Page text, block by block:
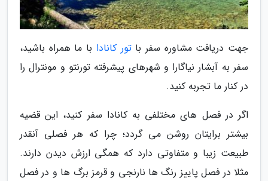
جهت دریافت مشاوره سفر باتور کانادا با ما همراه باشید،
سفر به آبشار نیاگارا و شهرهای پیشرفته تورنتو و مونترال را
در کنار ما تجربه کنید.
اگر در فصل های مختلفی به کانادا سفر کنید، این قضیه
بیشتر برایتان روشن می گردد؛ چرا که هر فصلی آنقدر
طبیعت زیبا و متفاوتی دارد که همگی ارزش دیدن دارند.
مثلا در فصل پاییز رنگ ها نارنجی و قرمز برگ ها و در فصل